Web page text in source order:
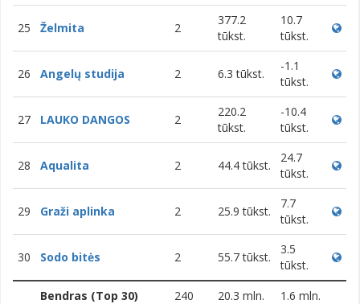
25 Želmita 2
377.2
tūkst.
10.7
tūkst.
26 Angelų studija 2 6.3 tūkst.
-1.1
tūkst.
27 LAUKO DANGOS 2
220.2
tūkst.
-10.4
tūkst.
28 Aqualita 2 44.4 tūkst.
24.7
tūkst.
29 Graži aplinka 2 25.9 tūkst.
7.7
tūkst.
30 Sodo bitės 2 55.7 tūkst.
3.5
tūkst.
Bendras (Top 30)
240 20.3 mln. 1.6 mln.